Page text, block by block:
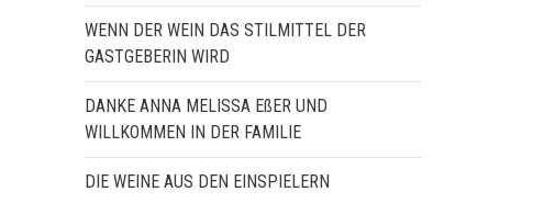
WENN DER WEIN DAS STILMITTEL DER
GASTGEBERIN WIRD
DANKE ANNA MELISSA EßER UND
WILLKOMMEN IN DER FAMILIE
DIE WEINE AUS DEN EINSPIELERN